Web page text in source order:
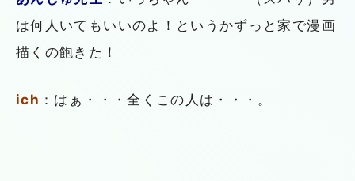
は何人いてもいいのよ！というかずっと家で漫画
描くの飽きた！
ich ：はぁ・・・全くこの人は・・・。